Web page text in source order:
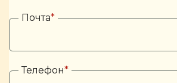
Почта*
Телефон*